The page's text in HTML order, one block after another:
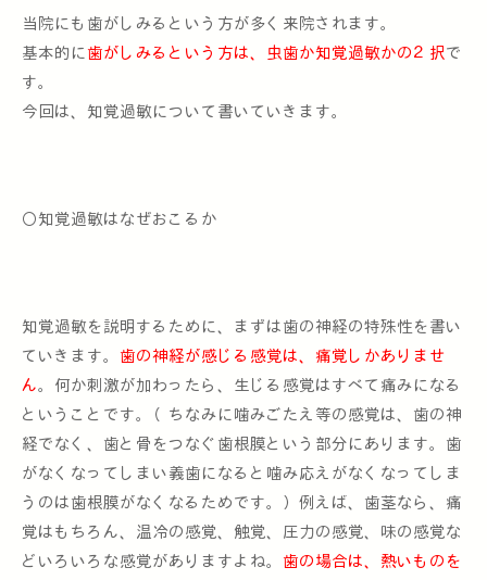
当院にも歯がしみるという方が多く来院されます。
基本的に 歯がしみるという方は、虫歯か知覚過敏かの２択で
す。
今回は、知覚過敏について書いていきます。
〇知覚過敏はなぜおこるか
知覚過敏を説明するために、まずは歯の神経の特殊性を書い
ていきます。 歯の神経が感じる感覚は、痛覚しかありませ
ん。何か刺激が加わったら、生じる感覚はすべて痛みになる
ということです。（ちなみに噛みごたえ等の感覚は、歯の神
経でなく、歯と骨をつなぐ歯根膜という部分にあります。歯
がなくなってしまい義歯になると噛み応えがなくなってしま
うのは歯根膜がなくなるためです。）例えば、歯茎なら、痛
覚はもちろん、温冷の感覚、触覚、圧力の感覚、味の感覚な
どいろいろな感覚がありますよね。 歯の場合は、熱いものを